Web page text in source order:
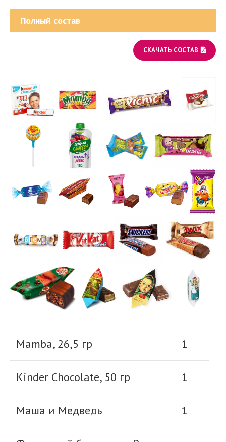
Полный состав
СКАЧАТЬ СОСТАВ
Mamba, 26,5 гр 1
Kinder Chocolate, 50 гр 1
Маша и Медведь 1